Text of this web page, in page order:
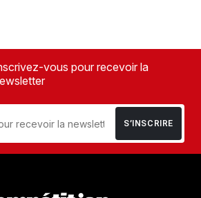
vous pour recevoir la
S’INSCRIRE